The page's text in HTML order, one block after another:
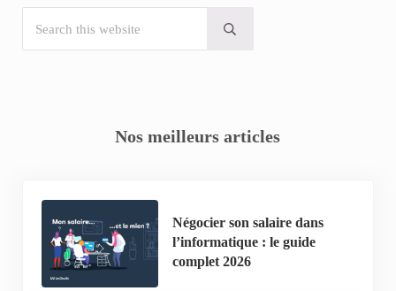
Submit search
Nos meilleurs articles
Négocier son salaire dans
l’informatique : le guide
complet 2026